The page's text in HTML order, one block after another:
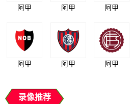
阿甲 阿甲 阿甲
阿甲 阿甲 阿甲
录像推荐